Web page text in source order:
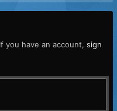
you have an account, sign